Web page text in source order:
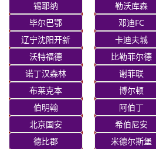
锡耶纳 勒沃库森
毕尔巴鄂
邓迪FC
辽宁沈阳开新
卡迪夫城
沃特福德
比勒菲尔德
诺丁汉森林
谢菲联
布莱克本
博尔顿
伯明翰
阿伯丁
北京国安
希伯尼安
德比郡
米德尔斯堡